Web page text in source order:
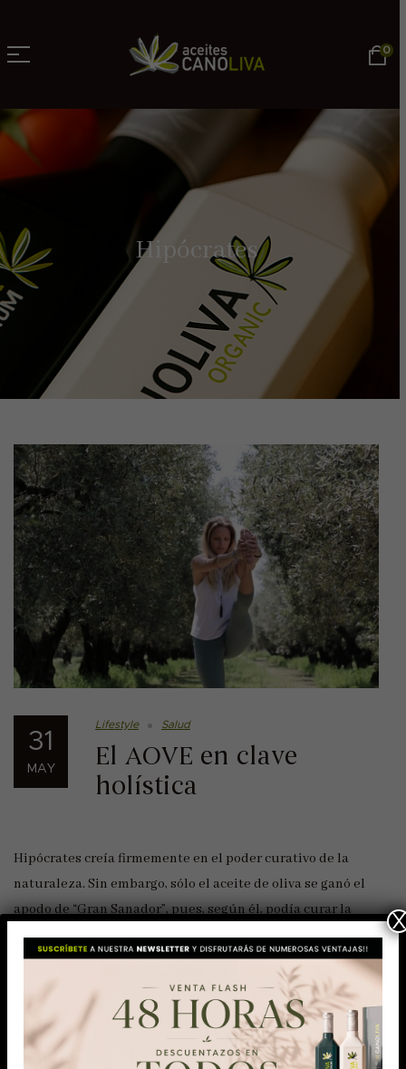
0
Hipócrates
31
MAY
Lifestyle Salud
El AOVE en clave
holística
Hipócrates creía firmemente en el poder curativo de la
naturaleza. Sin embargo, sólo el aceite de oliva se ganó el
apodo de “Gran Sanador”, pues, según él, podía curar la
mayoría de los trastornos. Su enfoque holístico de la salud,
la belleza y el bienestar todavía inspira a médicos,
profesionales holísticos, naturópatas y coaches del […]
LEER MÁS
X